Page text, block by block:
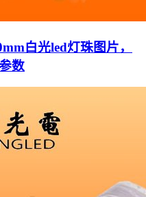
白光led灯珠图片，
数